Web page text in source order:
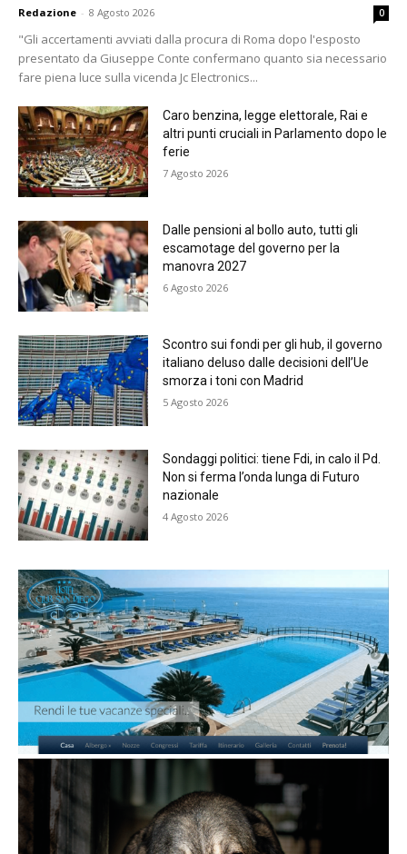
Redazione - 8 Agosto 2026 0
"Gli accertamenti avviati dalla procura di Roma dopo l'esposto
presentato da Giuseppe Conte confermano quanto sia necessario
fare piena luce sulla vicenda Jc Electronics...
Caro benzina, legge elettorale, Rai e
altri punti cruciali in Parlamento dopo le
ferie
7 Agosto 2026
Dalle pensioni al bollo auto, tutti gli
escamotage del governo per la
manovra 2027
6 Agosto 2026
Scontro sui fondi per gli hub, il governo
italiano deluso dalle decisioni dell’Ue
smorza i toni con Madrid
5 Agosto 2026
Sondaggi politici: tiene Fdi, in calo il Pd.
Non si ferma l’onda lunga di Futuro
nazionale
4 Agosto 2026